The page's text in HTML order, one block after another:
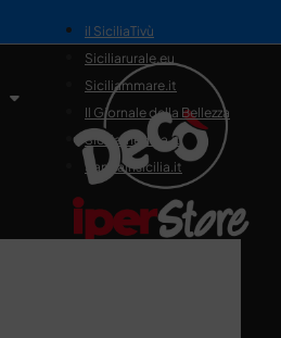
il SiciliaTivù
Siciliarurale.eu
Siciliammare.it
Il Giornale della Bellezza
Siciliamedica.it
Sanitainsicilia.it